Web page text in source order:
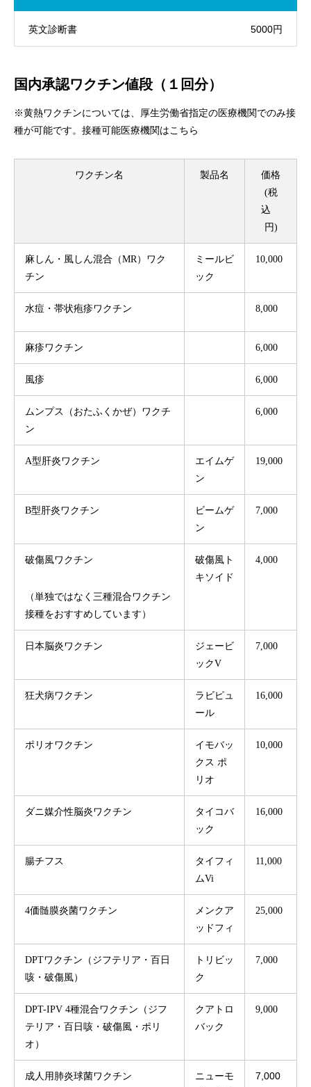
英文診断書 5000円
国内承認ワクチン値段（１回分）
※黄熱ワクチンについては、厚生労働省指定の医療機関でのみ接
種が可能です。 接種可能医療機関はこちら
ワクチン名 製品名
価格
(税
込
円)
麻しん・風しん混合（MR）ワク
チン
ミールビ
ック
10,000
水痘・帯状疱疹ワクチン 8,000
麻疹ワクチン 6,000
風疹 6,000
ムンプス（おたふくかぜ）ワクチ
ン
6,000
A型肝炎ワクチン
エイムゲ
ン
19,000
B型肝炎ワクチン
ビームゲ
ン
7,000
破傷風ワクチン
（単独ではなく三種混合ワクチン
接種をおすすめしています）
破傷風ト
キソイド
4,000
日本脳炎ワクチン
ジェービ
ックV
7,000
狂犬病ワクチン
ラビピュ
ール
16,000
ポリオワクチン
イモバッ
クス ポ
リオ
10,000
ダニ媒介性脳炎ワクチン
タイコバ
ック
16,000
腸チフス
タイフィ
ムVi
11,000
4価髄膜炎菌ワクチン
メンクア
ッドフィ
25,000
DPTワクチン（ジフテリア・百日
咳・破傷風）
トリビッ
ク
7,000
DPT-IPV 4種混合ワクチン（ジフ
テリア・百日咳・破傷風・ポリ
オ）
クアトロ
バック
9,000
成人用肺炎球菌ワクチン
ニューモ
7,000